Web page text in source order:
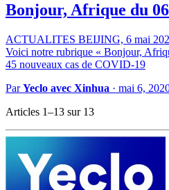
Bonjour, Afrique du
ACTUALITES BEIJING, 6 mai
Voici notre rubrique « Bonjour,
45 nouveaux cas de COVID-19
ParYeclo avec Xinhua · mai 6,
Articles 1–13 sur 13